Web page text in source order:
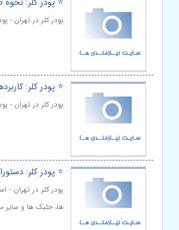
⭐️ پودر کلر:
پودر کلر در تهران
⭐️ پودر کلر:
پودر کلر در تهران -
⭐️ پودر کلر:
پودر کلر در تهران
ها، جلبک ها و سایر